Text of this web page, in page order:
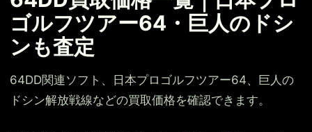
ゴルフツアー64・巨人のドシ
ンも査定
64DD関連ソフト、日本プロゴルフツアー64、巨人の
ドシン解放戦線などの買取価格を確認できます。